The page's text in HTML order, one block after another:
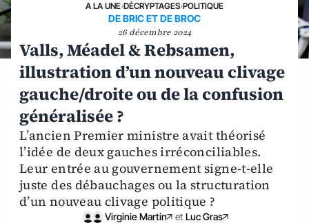
A LA UNE›DÉCRYPTAGES›POLITIQUE
DE BRIC ET DE BROC
26 décembre 2024
Valls, Méadel & Rebsamen,
illustration d’un nouveau clivage
gauche/droite ou de la confusion
généralisée ?
L’ancien Premier ministre avait théorisé
l’idée de deux gauches irréconciliables.
Leur entrée au gouvernement signe-t-elle
juste des débauchages ou la structuration
d’un nouveau clivage politique ?
Virginie Martin et Luc Gras